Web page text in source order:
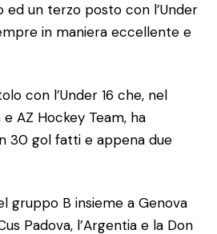
un terzo posto con l’Under
in maniera eccellente e
con l’Under 16 che, nel
AZ Hockey Team, ha
30 gol fatti e appena due
gruppo B insieme a Genova
Padova, l’Argentia e la Don